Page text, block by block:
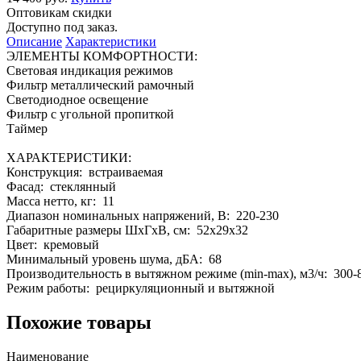
Оптовикам скидки
Доступно под заказ.
Описание Характеристики
ЭЛЕМЕНТЫ КОМФОРТНОСТИ:
Световая индикация режимов
Фильтр металлический рамочный
Светодиодное освещение
Фильтр с угольной пропиткой
Таймер
ХАРАКТЕРИСТИКИ:
Конструкция: встраиваемая
Фасад: стеклянный
Масса нетто, кг: 11
Диапазон номинальных напряжений, В: 220-230
Габаритные размеры ШхГхВ, см: 52x29x32
Цвет: кремовый
Минимальный уровень шума, дБА: 68
Производительность в вытяжном режиме (min-max), м3/ч: 300-
Режим работы: рециркуляционный и вытяжной
Похожие товары
Наименование